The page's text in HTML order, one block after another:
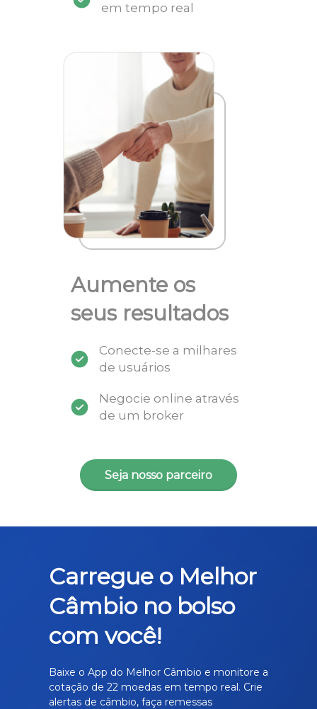
em tempo real
Aumente os
seus resultados
Conecte-se a milhares
de usuários
Negocie online através
de um broker
Seja nosso parceiro
Carregue o Melhor
Câmbio no bolso
com você!
Baixe o App do Melhor Câmbio e monitore a
cotação de 22 moedas em tempo real. Crie
alertas de câmbio, faça remessas